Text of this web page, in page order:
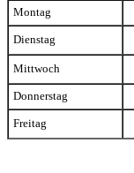
Montag
Dienstag
Mittwoch
Donnerstag
Freitag